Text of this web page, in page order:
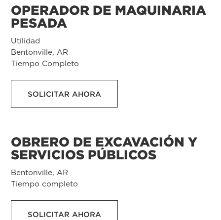
OPERADOR DE MAQUINARIA
PESADA
Utilidad
Bentonville, AR
Tiempo Completo
SOLICITAR AHORA
OBRERO DE EXCAVACIÓN Y
SERVICIOS PÚBLICOS
Bentonville, AR
Tiempo completo
SOLICITAR AHORA